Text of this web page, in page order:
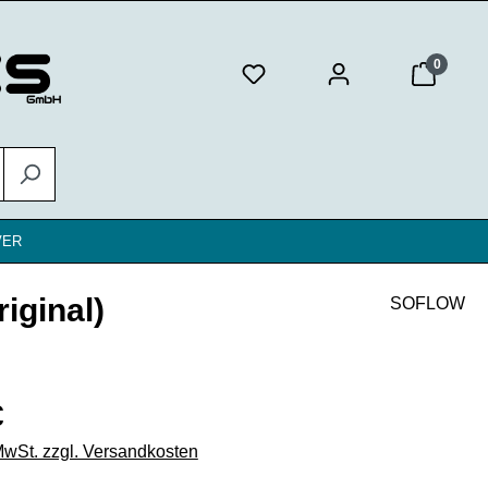
0
SOFLOW
zzgl. Versandkosten